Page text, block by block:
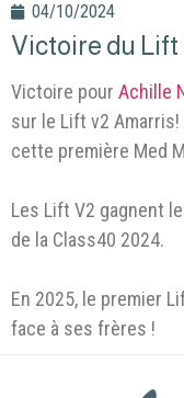
04/10/2024
Victoire du Lift
Victoire pour Achille
sur le Lift v2
cette première Med
Les Lift V2 gagnent
de la Class40 2024.
En 2025, le premier
face à ses frères !